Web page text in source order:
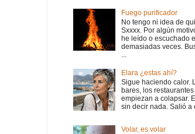
Fuego purificador
No tengo ni idea de
Sxxxx. Por algún
he leído o escuchado
demasiadas veces.
...
Elara ¿estas ahí?
Sigue haciendo calor.
bares, los
empiezan a colapsar.
sin decir nada. Salió a
Volar, es volar